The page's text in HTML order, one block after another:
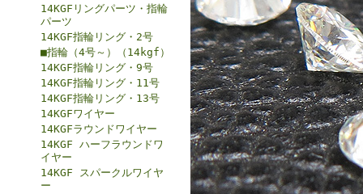
14KGFリングパーツ・指輪
パーツ
14KGF指輪リング・2号
■指輪（4号～）（14kgf）
14KGF指輪リング・9号
14KGF指輪リング・11号
14KGF指輪リング・13号
14KGFワイヤー
14KGFラウンドワイヤー
14KGF ハーフラウンドワ
イヤー
14KGF スパークルワイヤ
ー